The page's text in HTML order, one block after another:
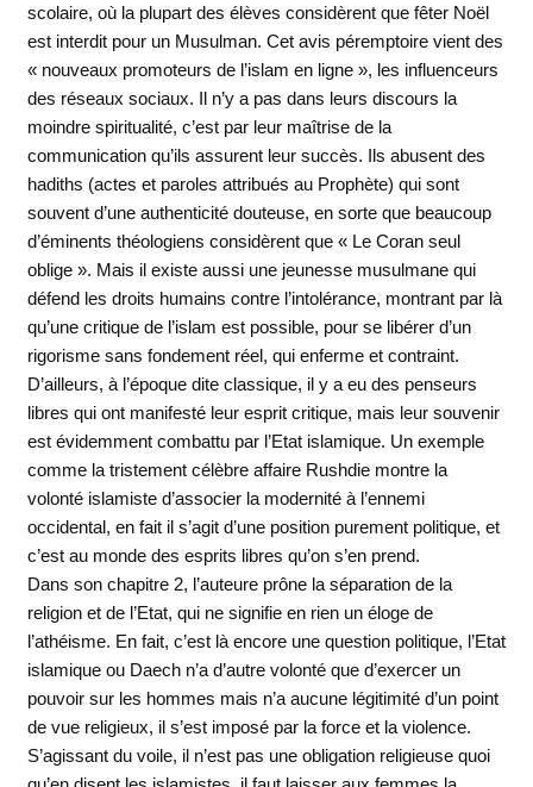
scolaire, où la plupart des élèves considèrent que fêter Noël
est interdit pour un Musulman. Cet avis péremptoire vient des
« nouveaux promoteurs de l’islam en ligne », les influenceurs
des réseaux sociaux. Il n’y a pas dans leurs discours la
moindre spiritualité, c’est par leur maîtrise de la
communication qu’ils assurent leur succès. Ils abusent des
hadiths (actes et paroles attribués au Prophète) qui sont
souvent d’une authenticité douteuse, en sorte que beaucoup
d’éminents théologiens considèrent que « Le Coran seul
oblige ». Mais il existe aussi une jeunesse musulmane qui
défend les droits humains contre l’intolérance, montrant par là
qu’une critique de l’islam est possible, pour se libérer d’un
rigorisme sans fondement réel, qui enferme et contraint.
D’ailleurs, à l’époque dite classique, il y a eu des penseurs
libres qui ont manifesté leur esprit critique, mais leur souvenir
est évidemment combattu par l’Etat islamique. Un exemple
comme la tristement célèbre affaire Rushdie montre la
volonté islamiste d’associer la modernité à l’ennemi
occidental, en fait il s’agit d’une position purement politique, et
c’est au monde des esprits libres qu’on s’en prend.
Dans son chapitre 2, l’auteure prône la séparation de la
religion et de l’Etat, qui ne signifie en rien un éloge de
l’athéisme. En fait, c’est là encore une question politique, l’Etat
islamique ou Daech n’a d’autre volonté que d’exercer un
pouvoir sur les hommes mais n’a aucune légitimité d’un point
de vue religieux, il s’est imposé par la force et la violence.
S’agissant du voile, il n’est pas une obligation religieuse quoi